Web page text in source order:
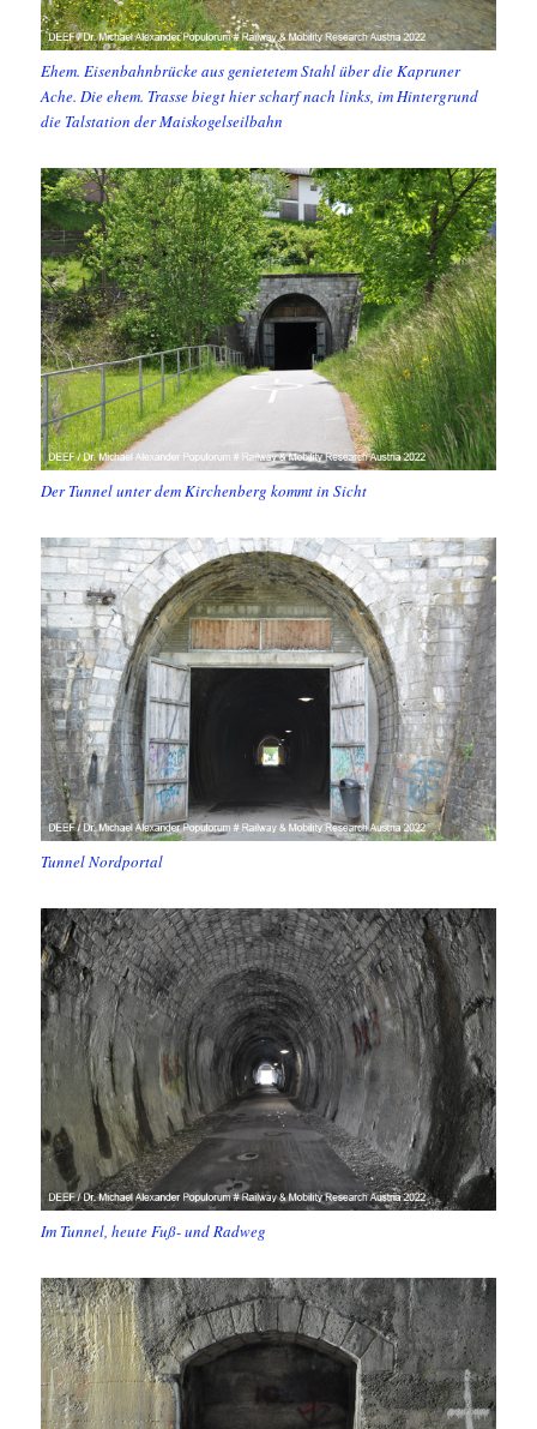
Ehem. Eisenbahnbrücke aus genietetem Stahl über die Kapruner
Ache. Die ehem. Trasse biegt hier scharf nach links, im Hintergrund
die Talstation der Maiskogelseilbahn
Der Tunnel unter dem Kirchenberg kommt in Sicht
Tunnel Nordportal
Im Tunnel, heute Fuß- und Radweg